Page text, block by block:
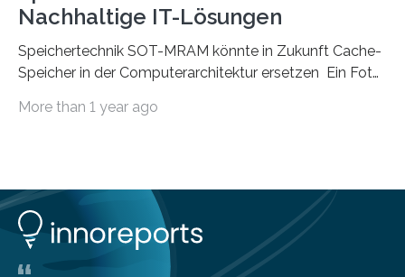
Nachhaltige IT-Lösungen
Speichertechnik SOT-MRAM könnte in Zukunft Cache-
Speicher in der Computerarchitektur ersetzen Ein Foto,
Hochgeladene Medien landen in riesigen Cloud-
weltweiten Gesamtenergieverbrauchs, was 200
Terawattstunden Strom pro Jahr entspricht. Dieser
immense Energiebedarf hat Wissenschaftlerinnen und
Wissenschaftler dazu veranlasst, innovative Wege zur
More than 1 year ago